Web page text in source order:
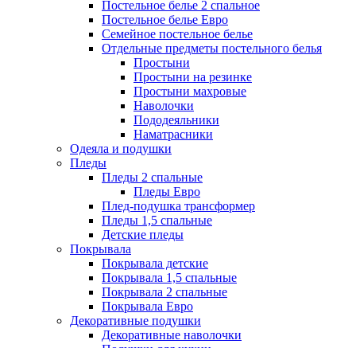
Постельное белье 2 спальное
Постельное белье Евро
Семейное постельное белье
Отдельные предметы постельного белья
Простыни
Простыни на резинке
Простыни махровые
Наволочки
Пододеяльники
Наматрасники
Одеяла и подушки
Пледы
Пледы 2 спальные
Пледы Евро
Плед-подушка трансформер
Пледы 1,5 спальные
Детские пледы
Покрывала
Покрывала детские
Покрывала 1,5 спальные
Покрывала 2 спальные
Покрывала Евро
Декоративные подушки
Декоративные наволочки